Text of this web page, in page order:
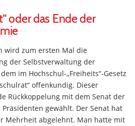
oder das Ende der
wird zum ersten Mal die
der Selbstverwaltung der
im Hochschul-„Freiheits“-Gesetz
offenkundig. Dieser
Rückkoppelung mit dem Senat der
gewählt. Der Senat hat
Mehrheit abgelehnt. Man hatte mit